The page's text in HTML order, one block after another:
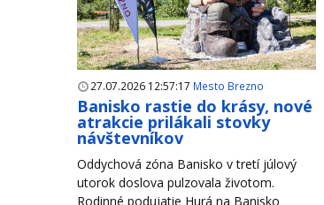
27.07.2026 12:57:17 Mesto Brezno
Banisko rastie do krásy, nové
atrakcie prilákali stovky
návštevníkov
Oddychová zóna Banisko v tretí júlový
utorok doslova pulzovala životom.
Rodinné podujatie Hurá na Banisko